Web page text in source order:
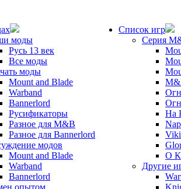
моды
Русь 13 век
Все моды
моды
Mount and Blade
Warband
Bannerlord
Русификаторы
Разное для M&B
Разное для Bannerlord
модов
Mount and Blade
Warband
Bannerlord
опытом
Список игр
Серия
На
О
Другие